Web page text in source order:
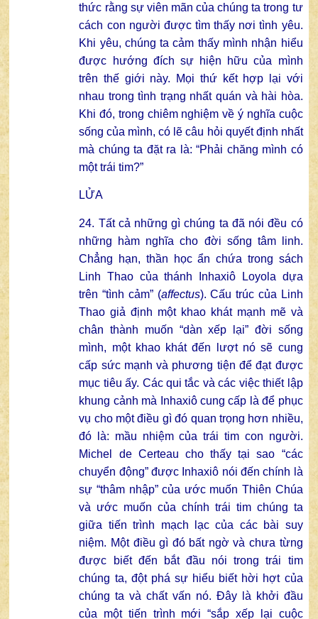
thức rằng sự viên mãn của chúng ta trong tư
cách con người được tìm thấy nơi tình yêu.
Khi yêu, chúng ta cảm thấy mình nhận hiểu
được hướng đích sự hiện hữu của mình
trên thế giới này. Mọi thứ kết hợp lại với
nhau trong tình trạng nhất quán và hài hòa.
Khi đó, trong chiêm nghiệm về ý nghĩa cuộc
sống của mình, có lẽ câu hỏi quyết định nhất
mà chúng ta đặt ra là: “Phải chăng mình có
một trái tim?”
LỬA
24. Tất cả những gì chúng ta đã nói đều có
những hàm nghĩa cho đời sống tâm linh.
Chẳng hạn, thần học ẩn chứa trong sách
Linh Thao của thánh Inhaxiô Loyola dựa
trên “tình cảm” (affectus). Cấu trúc của Linh
Thao giả định một khao khát mạnh mẽ và
chân thành muốn “dàn xếp lại” đời sống
mình, một khao khát đến lượt nó sẽ cung
cấp sức mạnh và phương tiện để đạt được
mục tiêu ấy. Các qui tắc và các việc thiết lập
khung cảnh mà Inhaxiô cung cấp là để phục
vụ cho một điều gì đó quan trọng hơn nhiều,
đó là: mầu nhiệm của trái tim con người.
Michel de Certeau cho thấy tại sao “các
chuyển động” được Inhaxiô nói đến chính là
sự “thâm nhập” của ước muốn Thiên Chúa
và ước muốn của chính trái tim chúng ta
giữa tiến trình mạch lạc của các bài suy
niệm. Một điều gì đó bất ngờ và chưa từng
được biết đến bắt đầu nói trong trái tim
chúng ta, đột phá sự hiểu biết hời hợt của
chúng ta và chất vấn nó. Đây là khởi đầu
của một tiến trình mới “sắp xếp lại cuộc